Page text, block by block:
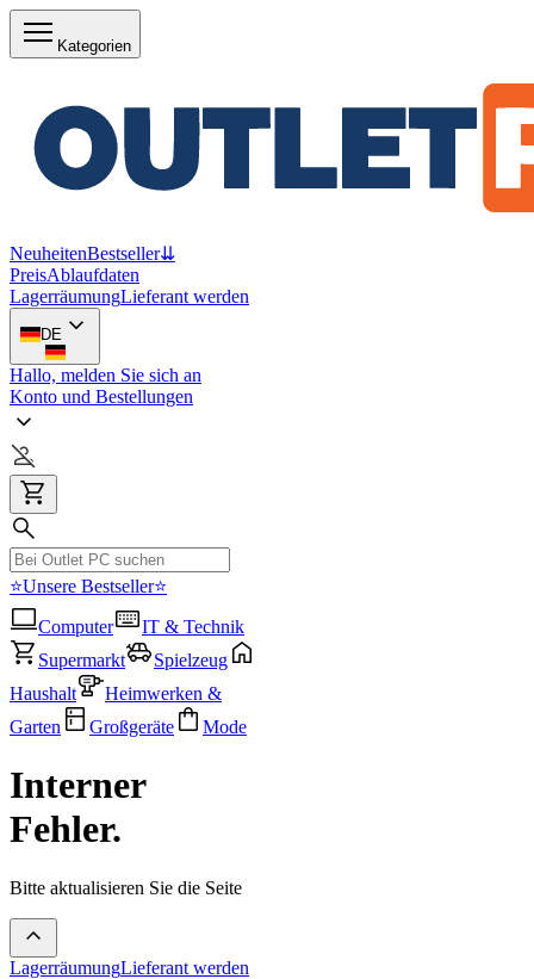
Kategorien
NeuheitenBestseller⇊
PreisAblaufdaten
LagerräumungLieferant werden
DE
Hallo, melden Sie sich an
Konto und Bestellungen
⭐Unsere Bestseller⭐
Computer
IT & Technik
Supermarkt
Spielzeug
Haushalt
Heimwerken &
Garten
Großgeräte Mode
Interner
Fehler.
Bitte aktualisieren Sie die Seite
LagerräumungLieferant werden